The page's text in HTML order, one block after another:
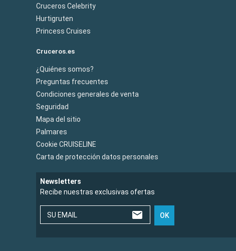
Cruceros Celebrity
Hurtigruten
Princess Cruises
Cruceros.es
¿Quiénes somos?
Preguntas frecuentes
Condiciones generales de venta
Seguridad
Mapa del sitio
Palmares
Cookie CRUISELINE
Carta de protección datos personales
Newsletters
Recibe nuestras exclusivas ofertas
SU EMAIL OK